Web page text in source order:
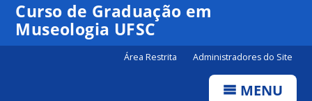
Canais
Curso de Graduação em
Museologia UFSC
Área Restrita Administradores do Site
MENU